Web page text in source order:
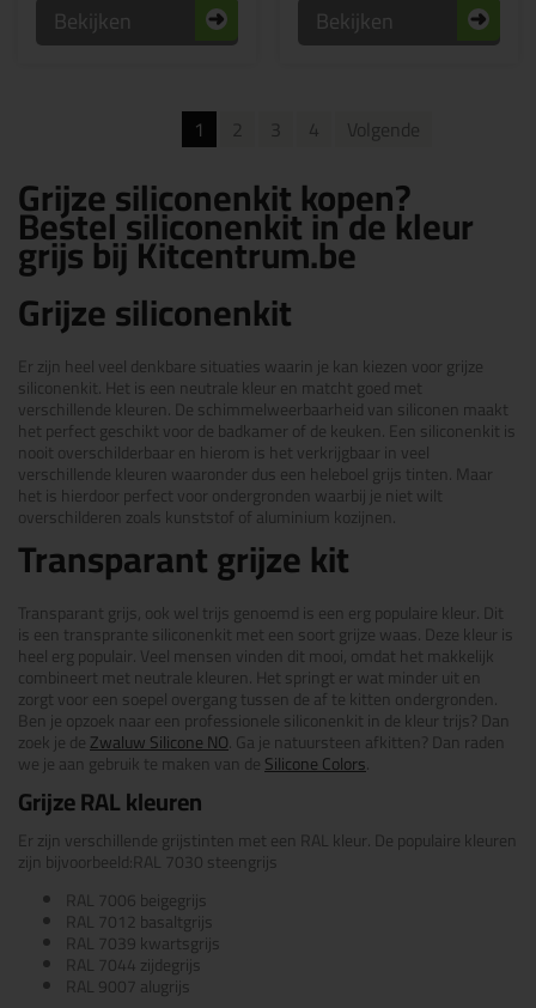
Bekijken Bekijken
1 2 3 4 Volgende
Grijze siliconenkit kopen?
Bestel siliconenkit in de kleur
grijs bij Kitcentrum.be
Grijze siliconenkit
Er zijn heel veel denkbare situaties waarin je kan kiezen voor grijze
siliconenkit. Het is een neutrale kleur en matcht goed met
verschillende kleuren. De schimmelweerbaarheid van siliconen maakt
het perfect geschikt voor de badkamer of de keuken. Een siliconenkit is
nooit overschilderbaar en hierom is het verkrijgbaar in veel
verschillende kleuren waaronder dus een heleboel grijs tinten. Maar
het is hierdoor perfect voor ondergronden waarbij je niet wilt
overschilderen zoals kunststof of aluminium kozijnen.
Transparant grijze kit
Transparant grijs, ook wel trijs genoemd is een erg populaire kleur. Dit
is een transprante siliconenkit met een soort grijze waas. Deze kleur is
heel erg populair. Veel mensen vinden dit mooi, omdat het makkelijk
combineert met neutrale kleuren. Het springt er wat minder uit en
zorgt voor een soepel overgang tussen de af te kitten ondergronden.
Ben je opzoek naar een professionele siliconenkit in de kleur trijs? Dan
zoek je deZwaluw Silicone NO. Ga je natuursteen afkitten? Dan raden
we je aan gebruik te maken van deSilicone Colors.
Grijze RAL kleuren
Er zijn verschillende grijstinten met een RAL kleur. De populaire kleuren
zijn bijvoorbeeld:RAL 7030 steengrijs
RAL 7006 beigegrijs
RAL 7012 basaltgrijs
RAL 7039 kwartsgrijs
RAL 7044 zijdegrijs
RAL 9007 alugrijs